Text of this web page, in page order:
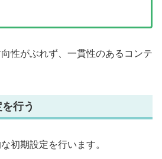
性がぶれず、一貫性のあるコンテ
行う
初期設定を行います。